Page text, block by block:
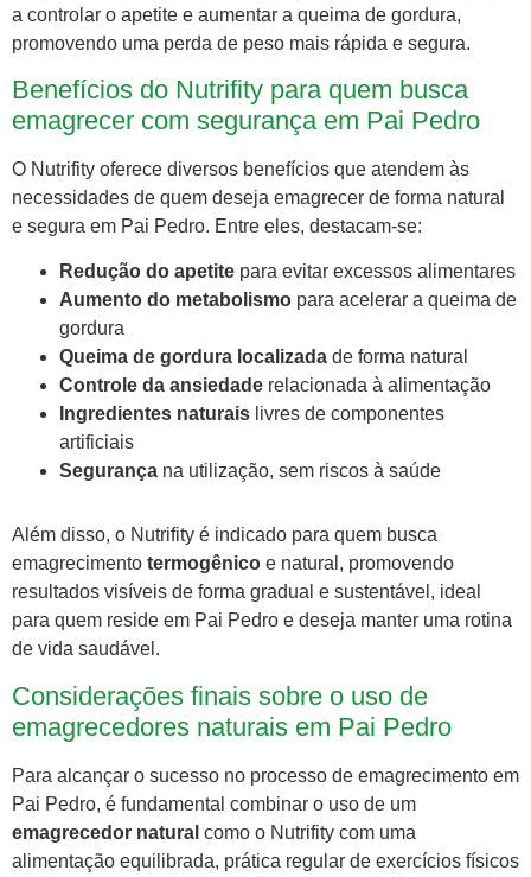
a controlar o apetite e aumentar a queima de gordura,
promovendo uma perda de peso mais rápida e segura.
Benefícios do Nutrifity para quem busca
emagrecer com segurança em Pai Pedro
O Nutrifity oferece diversos benefícios que atendem às
necessidades de quem deseja emagrecer de forma natural
e segura em Pai Pedro. Entre eles, destacam-se:
Redução do apetite para evitar excessos alimentares
Aumento do metabolismo para acelerar a queima de
gordura
Queima de gordura localizada de forma natural
Controle da ansiedade relacionada à alimentação
Ingredientes naturais livres de componentes
artificiais
Segurança na utilização, sem riscos à saúde
Além disso, o Nutrifity é indicado para quem busca
emagrecimento termogênico e natural, promovendo
resultados visíveis de forma gradual e sustentável, ideal
para quem reside em Pai Pedro e deseja manter uma rotina
de vida saudável.
Considerações finais sobre o uso de
emagrecedores naturais em Pai Pedro
Para alcançar o sucesso no processo de emagrecimento em
Pai Pedro, é fundamental combinar o uso de um
emagrecedor natural como o Nutrifity com uma
alimentação equilibrada, prática regular de exercícios físicos